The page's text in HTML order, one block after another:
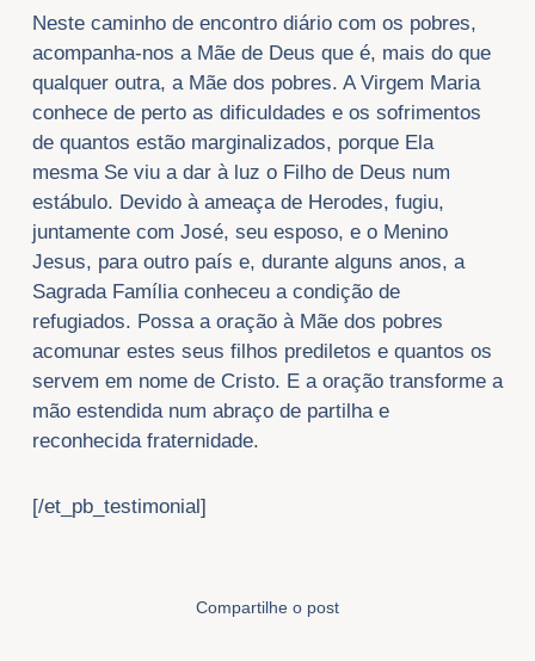
Neste caminho de encontro diário com os pobres,
acompanha-nos a Mãe de Deus que é, mais do que
qualquer outra, a Mãe dos pobres. A Virgem Maria
conhece de perto as dificuldades e os sofrimentos
de quantos estão marginalizados, porque Ela
mesma Se viu a dar à luz o Filho de Deus num
estábulo. Devido à ameaça de Herodes, fugiu,
juntamente com José, seu esposo, e o Menino
Jesus, para outro país e, durante alguns anos, a
Sagrada Família conheceu a condição de
refugiados. Possa a oração à Mãe dos pobres
acomunar estes seus filhos prediletos e quantos os
servem em nome de Cristo. E a oração transforme a
mão estendida num abraço de partilha e
reconhecida fraternidade.
[/et_pb_testimonial]
Compartilhe o post